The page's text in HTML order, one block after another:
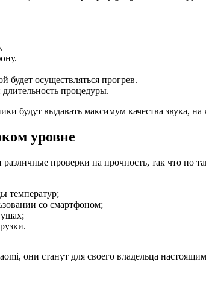
будет осуществляться прогрев.
процедуры.
будут выдавать максимум качества звука,
уровне
проверки на прочность, так что по
температур;
со смартфоном;
они станут для своего владельца